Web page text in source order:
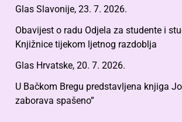
Glas Slavonije, 23. 7. 2026.
Obavijest o radu Odjela za studente i
Knjižnice tijekom ljetnog razdoblja
Glas Hrvatske, 20. 7. 2026.
U Bačkom Bregu predstavljena knjiga
zaborava spašeno”